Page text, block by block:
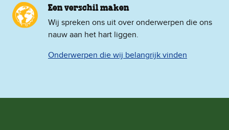
Een verschil maken
Wij spreken ons uit over onderwerpen die ons
nauw aan het hart liggen.
Onderwerpen die wij belangrijk vinden